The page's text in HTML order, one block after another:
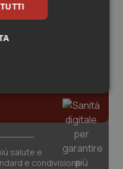
salute e
e condivisione
Marketing